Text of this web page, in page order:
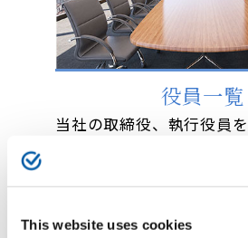
This website uses cookies
役員一覧
当社の取締役、執行役員